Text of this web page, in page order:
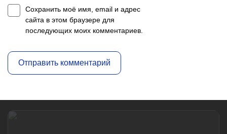
Сохранить моё имя, email и адрес
сайта в этом браузере для
последующих моих комментариев.